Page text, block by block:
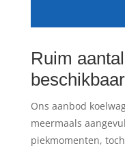
Ruim
beschikbaar
Ons aanbod
meermaals
piekmomenten,